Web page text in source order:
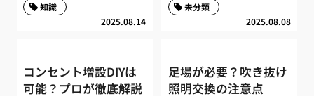
2025.08.14
知識
2025.08.08
未分類
コンセント増設DIYは
可能？プロが徹底解説
足場が必要？吹き抜け
照明交換の注意点